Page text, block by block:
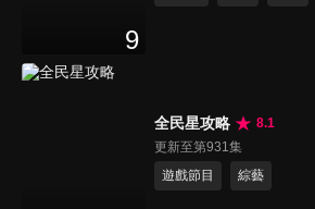
9
全民星攻略
8.1
更新至第931集
遊戲節目
綜藝